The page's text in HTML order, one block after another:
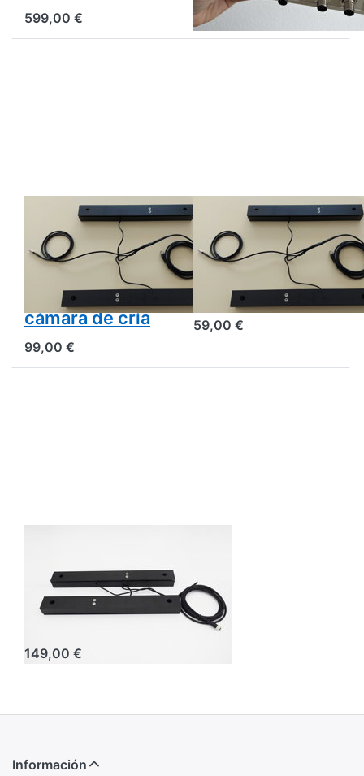
599,00 €
BEESCALES
Juego de 2
sensores de
temperatura y
humedad para la
cámara de cría
99,00 €
BEESCALES
Sensor de
temperatura y
humedad de la
cámara de cría
59,00 €
de aluminio para
báscula de
149,00 €
Información